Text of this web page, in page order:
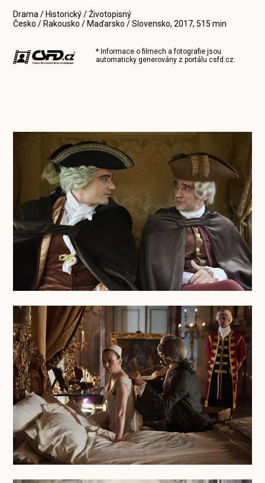
Drama / Historický / Životopisný
Česko / Rakousko / Maďarsko / Slovensko, 2017, 515 min
* Informace o filmech a fotografie jsou
automaticky generovány z portálucsfd.cz.